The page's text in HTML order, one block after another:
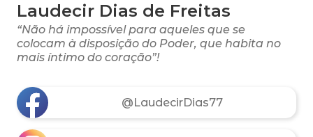
Laudecir Dias de Freitas
“Não há impossível para aqueles que se
colocam à disposição do Poder, que habita no
mais íntimo do coração”!
@LaudecirDias77